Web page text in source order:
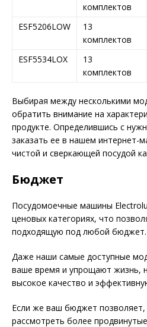
комплектов
ESF5206LOW
13
комплектов
ESF5534LOX
13
комплектов
Выбирая между несколькими
обратить внимание на
продукте. Определившись с
заказать ее в нашем интернет-
чистой и сверкающей посудой
Бюджет
Посудомоечные машины
ценовых категориях, что
подходящую под любой бюджет.
Даже наши самые доступные
ваше время и упрощают жизнь,
высокое качество и
Если же ваш бюджет
рассмотреть более